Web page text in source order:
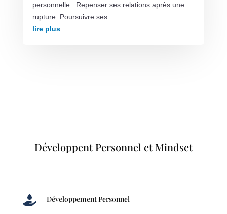
personnelle : Repenser ses relations après une
rupture. Poursuivre ses...
lire plus
Développent Personnel et Mindset
 Développement Personnel